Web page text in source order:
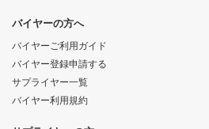
バイヤーの方へ
バイヤーご利用ガイド
バイヤー登録申請する
サプライヤー一覧
バイヤー利用規約